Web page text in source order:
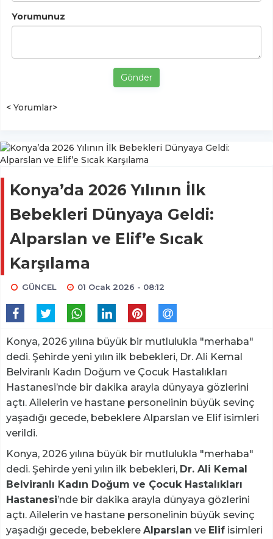
Yorumunuz
Gönder
< Yorumlar>
Konya’da 2026 Yılının İlk
Bebekleri Dünyaya Geldi:
Alparslan ve Elif’e Sıcak
Karşılama
GÜNCEL 01 Ocak 2026 - 08:12
Konya, 2026 yılına büyük bir mutlulukla "merhaba"
dedi. Şehirde yeni yılın ilk bebekleri, Dr. Ali Kemal
Belviranlı Kadın Doğum ve Çocuk Hastalıkları
Hastanesi’nde bir dakika arayla dünyaya gözlerini
açtı. Ailelerin ve hastane personelinin büyük sevinç
yaşadığı gecede, bebeklere Alparslan ve Elif isimleri
verildi.
Konya, 2026 yılına büyük bir mutlulukla "merhaba"
dedi. Şehirde yeni yılın ilk bebekleri, Dr. Ali Kemal
Belviranlı Kadın Doğum ve Çocuk Hastalıkları
Hastanesi’nde bir dakika arayla dünyaya gözlerini
açtı. Ailelerin ve hastane personelinin büyük sevinç
yaşadığı gecede, bebeklere Alparslan ve Elif isimleri